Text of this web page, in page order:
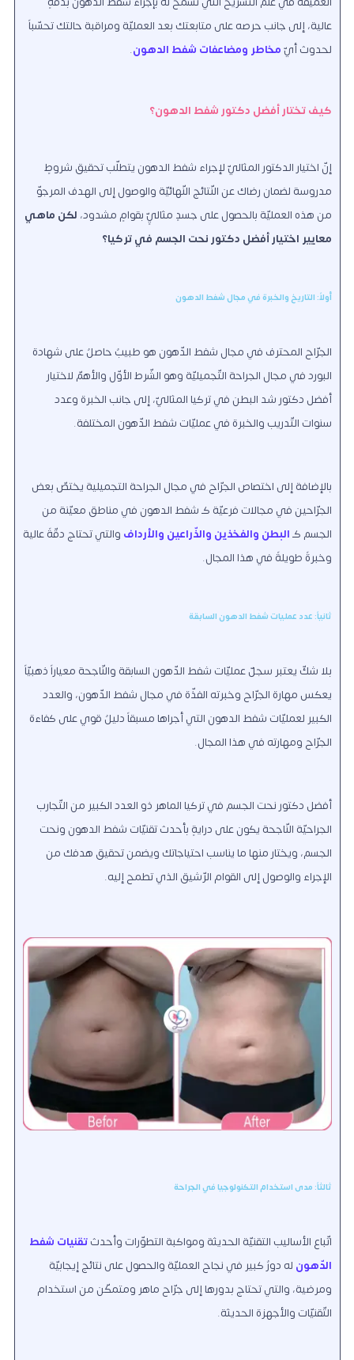
عالية، إلى جانب حرصه على متابعتك بعد العمليّة ومراقبة حالتك تحسّباً
لحدوث أيّمخاطر ومضاعفات شفط الدهون.
كيف تختار أفضل دكتور شفط الدهون؟
إنّ اختيار الدكتور المثاليّ لإجراء شفط الدهون يتطلّب تحقيق شروطٍ
مدروسة لضمان رضاك عن النّتائج النّهائيّة والوصول إلى الهدف المرجوّ
من هذه العمليّة بالحصول على جسدٍ مثاليٍّ بقوامٍ مشدود، لكن ماهي
معايير اختيار أفضل دكتور نحت الجسم في تركيا؟
أولاً: التاريخ والخبرة في مجال شفط الدهون
الجرّاح المحترف في مجال شفط الدّهون هو طبيبٌ حاصلٌ على شهادة
البورد في مجال الجراحة التّجميليّة وهو الشّرط الأوّل والأهمّ لاختيار
أفضل دكتور شد البطن في تركيا المثاليّ، إلى جانب الخبرة وعدد
سنوات التّدريب والخبرة في عمليّات شفط الدّهون المختلفة.
بالإضافة إلى اختصاص الجرّاح في مجال الجراحة التجميلية يختصّ بعض
الجرّاحين في مجالات فرعيّة كـ شفط الدهون في مناطق معيّنة من
الجسم كـالبطن والفخذين والذّراعين والأرداف والتي تحتاج دقّةً عالية
وخبرةً طويلةً في هذا المجال.
ثانياً: عدد عمليات شفط الدهون السابقة
بلا شكّ يعتبر سجلّ عمليّات شفط الدّهون السابقة والنّاجحة معياراً ذهبيّاً
يعكس مهارة الجرّاح وخبرته الفذّة في مجال شفط الدّهون، والعدد
الكبير لعمليّات شفط الدهون التي أجراها مسبقاً دليلٌ قويٌّ على كفاءة
الجرّاح ومهارته في هذا المجال.
أفضل دكتور نحت الجسم في تركيا الماهر ذو العدد الكبير من التّجارب
الجراحيّة النّاجحة يكون على درايةٍ بأحدث تقنيّات شفط الدهون ونحت
الجسم، ويختار منها ما يناسب احتياجاتك ويضمن تحقيق هدفك من
الإجراء والوصول إلى القوام الرّشيق الذي تطمح إليه.
ثالثاً: مدى استخدام التكنولوجيا في الجراحة
اتّباع الأساليب التقنيّة الحديثة ومواكبة التطوّرات وأحدثتقنيات شفط
الدّهون له دورٌ كبير في نجاح العمليّة والحصول على نتائج إيجابيّة
ومرضية، والتي تحتاج بدورها إلى جرّاح ماهر ومتمكّن من استخدام
التّقنيّات والأجهزة الحديثة.